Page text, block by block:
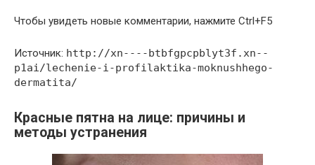
Чтобы увидеть новые комментарии, нажмите Ctrl+F5
Источник: http://xn----btbfgpcpblyt3f.xn--
p1ai/lechenie-i-profilaktika-moknushhego-
dermatita/
Красные пятна на лице: причины и
методы устранения